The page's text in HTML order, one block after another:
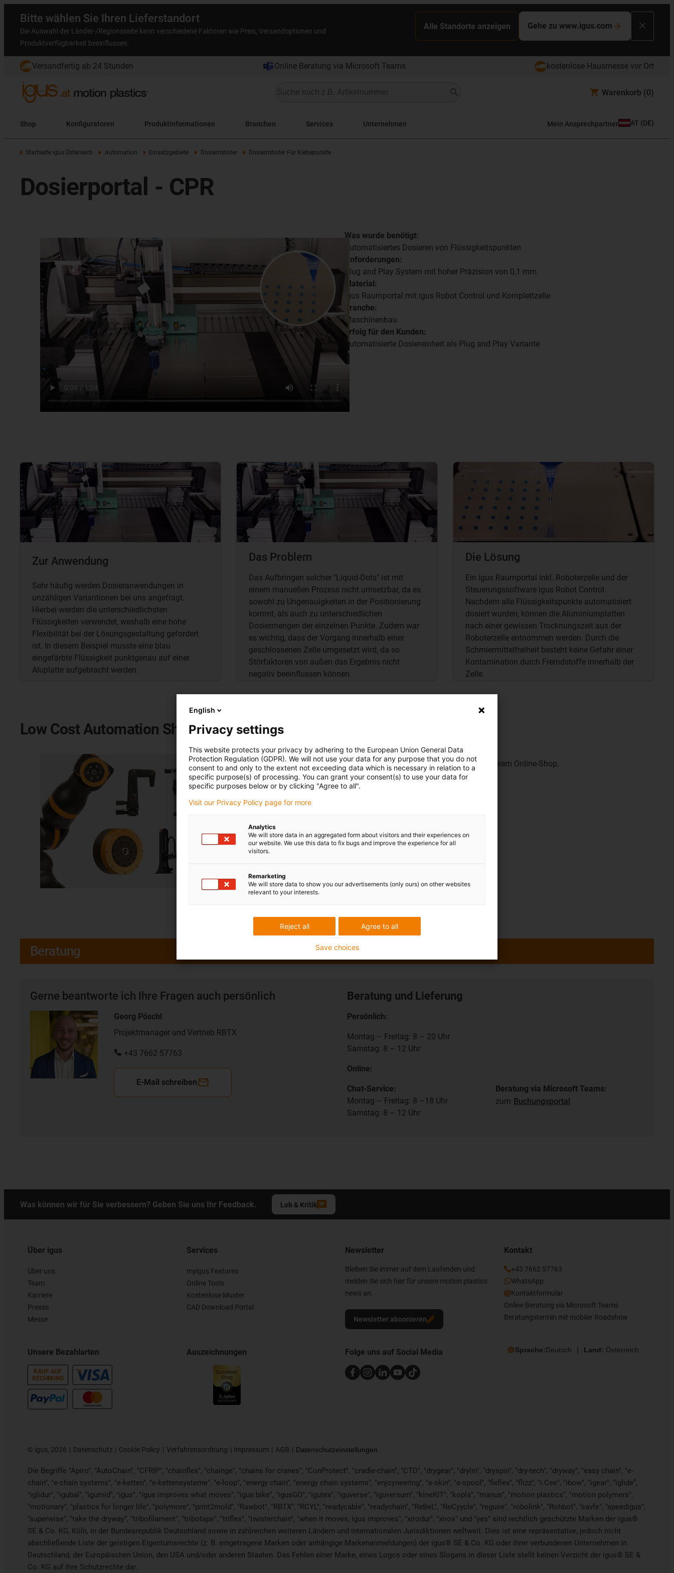
Bitte wählen Sie Ihren Lieferstandort
Die Auswahl der Länder-/Regionsseite kann verschiedene Faktoren wie Preis, Versandoptionen und
Produktverfügbarkeit beeinflussen.
Alle Standorte anzeigen Gehe zu www.igus.com
Versandfertig ab 24 Stunden Online Beratung via Microsoft Teams kostenlose Hausmesse vor Ort
Warenkorb (0)
Shop Konfiguratoren Produktinformationen Branchen Services Unternehmen Mein Ansprechpartner AT (DE)
Startseite igus Österreich Automation Einsatzgebiete Dosierroboter Dosierroboter Für Klebepunkte
Dosierportal - CPR
Was wurde benötigt:
Automatisiertes Dosieren von Flüssigkeitspunkten
Anforderungen:
Plug and Play System mit hoher Präzision von 0,1 mm
Material:
igus Raumportal mit igus Robot Control und Komplettzelle
Branche:
Maschinenbau
Erfolg für den Kunden:
Automatisierte Dosiereinheit als Plug and Play Variante
Zur Anwendung
Sehr häufig werden Dosieranwendungen in
unzähligen Variantionen bei uns angefragt.
Hierbei werden die unterschiedlichsten
Flüssigkeiten verwendet, weshalb eine hohe
Flexibilität bei der Lösungsgestaltung gefordert
ist. In diesem Beispiel musste eine blau
eingefärbte Flüssigkeit punktgenau auf einer
Aluplatte aufgebracht werden.
Das Problem
Das Aufbringen solcher "Liquid-Dots" ist mit
einem manuellen Prozess nicht umsetzbar, da es
sowohl zu Ungenauigkeiten in der Positionierung
kommt, als auch zu unterschiedlichen
Dosiermengen der einzelnen Punkte. Zudem war
es wichtig, dass der Vorgang innerhalb einer
geschlossenen Zelle umgesetzt wird, da so
Störfaktoren von außen das Ergebnis nicht
negativ beeinflussen können.
Die Lösung
Ein igus Raumportal inkl. Roboterzelle und der
Steuerungssoftware igus Robot Control.
Nachdem alle Flüssigkeitspunkte automatisiert
dosiert wurden, können die Aluminiumplatten
nach einer gewissen Trocknungszeit aus der
Roboterzelle entnommen werden. Durch die
Schmiermittelfreiheit besteht keine Gefahr einer
Kontamination durch Fremdstoffe innerhalb der
Zelle.
Low Cost Automation Shop
Kostengünstige Robotik für Ihr Automatisierungsvorhaben
Den passenden Roboter für Ihre individuelle Anwendung finden Sie in unserem Online-Shop.
Stöbern, informieren und unkompliziert bestellen.
Zum Shop
Beratung
Gerne beantworte ich Ihre Fragen auch persönlich
Georg Pöschl
Projektmanager und Vertrieb RBTX
+43 7662 57763
E-Mail schreiben
Beratung und Lieferung
Persönlich:
Montag – Freitag: 8 – 20 Uhr
Samstag: 8 – 12 Uhr
Online:
Chat-Service:
Montag – Freitag: 8 –18 Uhr
Samstag: 8 – 12 Uhr
Beratung via Microsoft Teams:
zum Buchungsportal
Was können wir für Sie verbessern? Geben Sie uns Ihr Feedback. Lob & Kritik
Über igus
Über uns
Team
Karriere
Presse
Messe
Unsere Bezahlarten
KAUF AUF
RECHNUNG
Services
myigus Features
Online Tools
Kostenlose Muster
CAD Download Portal
Auszeichnungen
Newsletter
Bleiben Sie immer auf dem Laufenden und
melden Sie sich hier für unsere motion plastics
news an.
Newsletter abonnieren
Kontakt
+43 7662 57763
WhatsApp
Kontaktformular
Online Beratung via Microsoft Teams
Beratungstermin mit mobiler Roadshow
Folge uns auf Social Media Sprache:Deutsch Land: Österreich
© igus, 2026 Datenschutz Cookie Policy Verfahrensordnung Impressum AGB Datenschutzeinstellungen
Die Begriffe "Apiro", "AutoChain", "CFRIP", "chainflex", "chainge", "chains for cranes", "ConProtect", "cradle-chain", "CTD", "drygear", "drylin", "dryspin", "dry-tech", "dryway", "easy chain", "e-
chain", "e-chain systems", "e-ketten", "e-kettensysteme", "e-loop", "energy chain", "energy chain systems", "enjoyneering", "e-skin", "e-spool", "fixflex", "flizz", "i.Cee", "ibow", "igear", “iglide”,
"iglidur", "igubal", "igumid", "igus", "igus improves what moves", "igus:bike", "igusGO", "igutex", "iguverse", "iguversum", "kineKIT", "kopla", "manus", "motion plastics", "motion polymers",
"motionary", "plastics for longer life", "polymore", "print2mold", "Rawbot", "RBTX", "RCYL", "readycable", "readychain", "ReBeL", "ReCyycle", "reguse", "robolink", "Rohbot", "savfe", "speedigus",
"superwise", "take the dryway", "tribofilament", "tribotape", "triflex", "twisterchain", "when it moves, igus improves", "xirodur", "xiros" und "yes" sind rechtlich geschützte Marken der igus®
SE & Co. KG, Köln, in der Bundesrepublik Deutschland sowie in zahlreichen weiteren Ländern und internationalen Jurisdiktionen weltweit. Dies ist eine repräsentative, jedoch nicht
abschließende Liste der geistigen Eigentumsrechte (z. B. eingetragene Marken oder anhängige Markenanmeldungen) der igus® SE & Co. KG oder ihrer verbundenen Unternehmen in
Deutschland, der Europäischen Union, den USA und/oder anderen Staaten. Das Fehlen einer Marke, eines Logos oder eines Slogans in dieser Liste stellt keinen Verzicht der igus® SE &
Co. KG auf ihre Schutzrechte dar.
English
Privacy settings
This website protects your privacy by adhering to the European Union General Data
Protection Regulation (GDPR). We will not use your data for any purpose that you do not
consent to and only to the extent not exceeding data which is necessary in relation to a
specific purpose(s) of processing. You can grant your consent(s) to use your data for
specific purposes below or by clicking "Agree to all".
Visit our Privacy Policy page for more
Analytics
We will store data in an aggregated form about visitors and their experiences on
our website. We use this data to fix bugs and improve the experience for all
visitors.
Remarketing
We will store data to show you our advertisements (only ours) on other websites
relevant to your interests.
Agree to all
Reject all
Save choices